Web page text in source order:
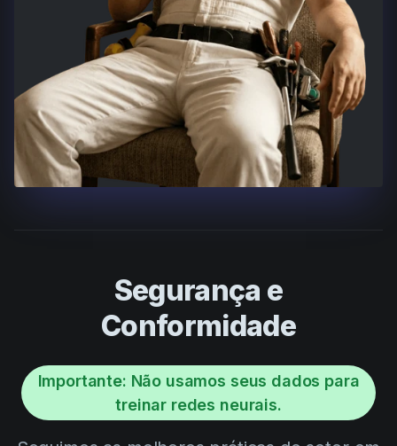
Segurança e
Conformidade
Importante: Não usamos seus dados para
treinar redes neurais.